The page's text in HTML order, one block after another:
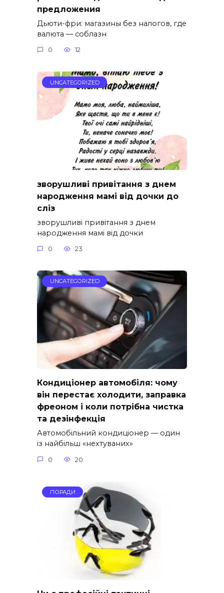
предложения
Дьюти-фри: магазины без налогов, где
валюта — соблазн
0 12
UNCATEGORIZED
зворушливі привітання з днем
народження мамі від дочки до
сліз
зворушливі привітання з днем
народження мамі від дочки
0 23
UNCATEGORIZED
Кондиціонер автомобіля: чому
він перестає холодити, заправка
фреоном і коли потрібна чистка
та дезінфекція
Автомобільний кондиціонер — один
із найбільш «нехтуваних»
0 20
ПОРАДИ